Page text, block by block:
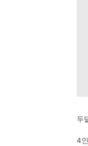
두
4